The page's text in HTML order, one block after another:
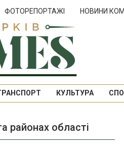
ФОТОРЕПОРТАЖІ НОВИНИ
КУЛЬТУРА
районах області